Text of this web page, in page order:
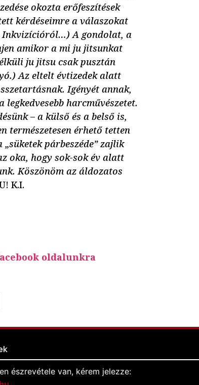
okozta erőfeszítések
kérdéseimre a válaszokat
Inkvizícióról…) A gondolat, a
amikor a mi ju jitsunkat
ju jitsu csak pusztán
Az eltelt évtizedek alatt
Igényét annak,
harcművészetet.
– a külső és a belső is,
természetesen érhető tetten
párbeszéde” zajlik
oka, hogy sok-sok év alatt
Köszönöm az áldozatos
K.I.
oldalunkra
észrevétele van, kérem jelezze: